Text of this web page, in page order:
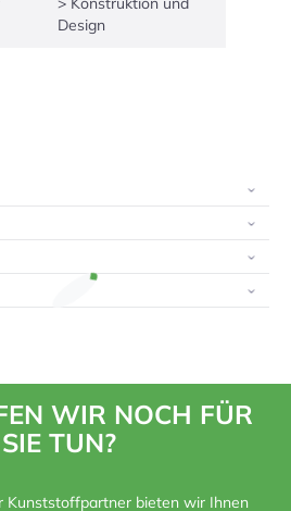
Design
WIR NOCH FÜR
SIE TUN?
Kunststoffpartner bieten wir Ihnen